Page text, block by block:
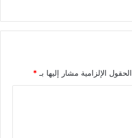
الحقول الإلزامية مشار إليها بـ *